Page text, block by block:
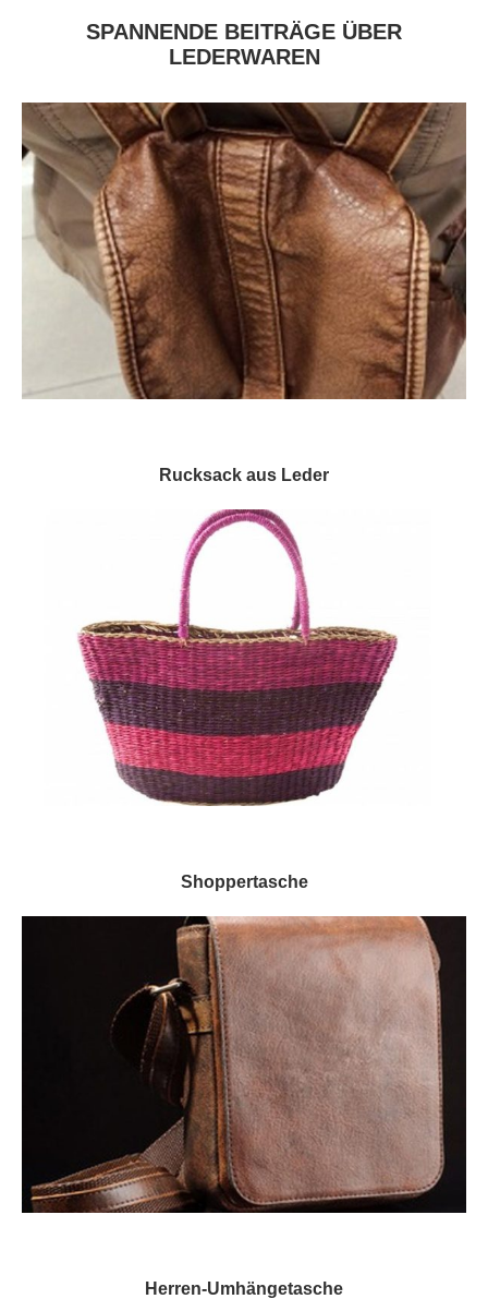
SPANNENDE BEITRÄGE ÜBER
LEDERWAREN
Rucksack aus Leder
Shoppertasche
Herren-Umhängetasche